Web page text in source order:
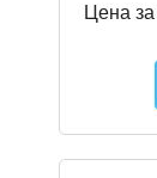
Цена